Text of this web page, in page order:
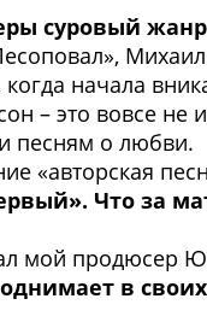
суровый жанр
начала
– это вовсе не
песням о любви.
«авторская
Что за
мой продюсер
в своих